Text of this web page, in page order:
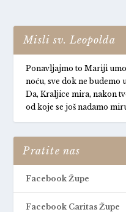
Misli sv. Leopolda
Ponavljajmo to Mariji
noću, sve dok ne budemo
Da, Kraljice mira, nakon
od koje se još nadamo
Pratite nas
Facebook Župe
Facebook Caritas Župe